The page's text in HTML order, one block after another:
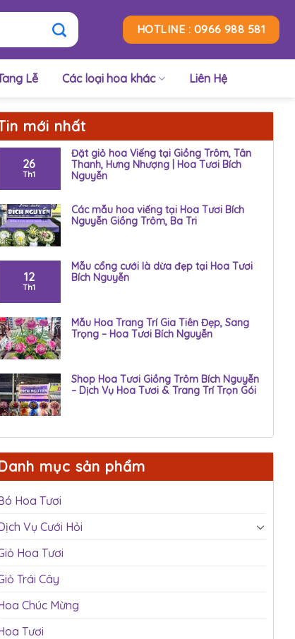
HOTLINE : 0966 988 581
Lễ Các loại hoa khác Liên Hệ
mới nhất
26
Th1
Đặt giỏ hoa Viếng tại Giồng Trôm, Tân
Thanh, Hưng Nhượng | Hoa Tươi Bích
Nguyễn
Các mẫu hoa viếng tại Hoa Tươi Bích
Nguyễn Giồng Trôm, Ba Tri
12
Th1
Mẫu cổng cưới là dừa đẹp tại Hoa Tươi
Bích Nguyễn
Mẫu Hoa Trang Trí Gia Tiên Đẹp, Sang
Trọng – Hoa Tươi Bích Nguyễn
Shop Hoa Tươi Giồng Trôm Bích Nguyễn
– Dịch Vụ Hoa Tươi & Trang Trí Trọn Gói
mục sản phẩm
Hoa Tươi
Vụ Cưới Hỏi
Hoa Tươi
Trái Cây
Chúc Mừng
Tươi